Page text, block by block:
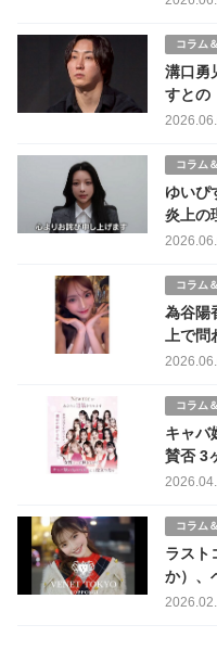
コラム
溝口勇
すとの
コラム
ゆいぴ
炎上の
く解説
コラム
為谷陽
上で
コラム
キャバ
賛否 3
業界初
コラム
ラスト
か）、
嬢”の